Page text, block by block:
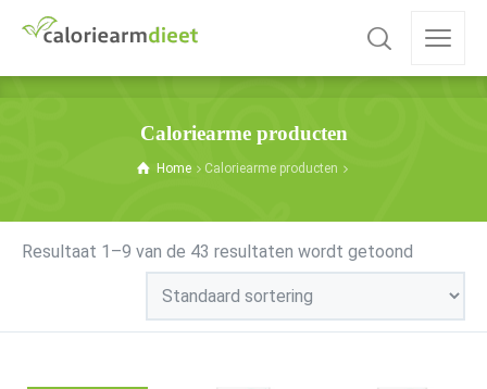
Caloriearme producten
Home Caloriearme producten
Resultaat 1–9 van de 43 resultaten wordt getoond